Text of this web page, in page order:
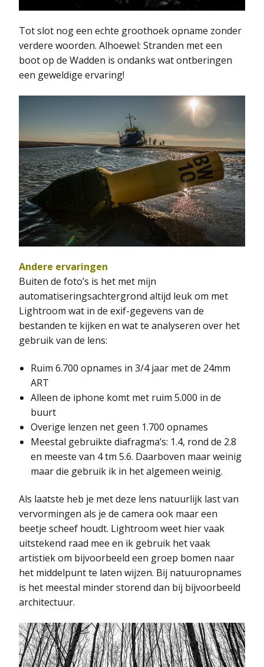
Tot slot nog een echte groothoek opname zonder
verdere woorden. Alhoewel: Stranden met een
boot op de Wadden is ondanks wat ontberingen
een geweldige ervaring!
Andere ervaringen
Buiten de foto’s is het met mijn
automatiseringsachtergrond altijd leuk om met
Lightroom wat in de exif-gegevens van de
bestanden te kijken en wat te analyseren over het
gebruik van de lens:
Ruim 6.700 opnames in 3/4 jaar met de 24mm
ART
Alleen de iphone komt met ruim 5.000 in de
buurt
Overige lenzen net geen 1.700 opnames
Meestal gebruikte diafragma’s: 1.4, rond de 2.8
en meeste van 4 tm 5.6. Daarboven maar weinig
maar die gebruik ik in het algemeen weinig.
Als laatste heb je met deze lens natuurlijk last van
vervormingen als je de camera ook maar een
beetje scheef houdt. Lightroom weet hier vaak
uitstekend raad mee en ik gebruik het vaak
artistiek om bijvoorbeeld een groep bomen naar
het middelpunt te laten wijzen. Bij natuuropnames
is het meestal minder storend dan bij bijvoorbeeld
architectuur.